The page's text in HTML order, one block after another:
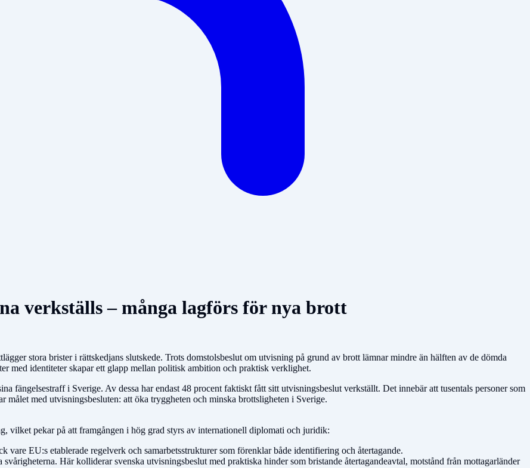
verkställs – många lagförs för nya brott
stora brister i rättskedjans slutskede. Trots domstolsbeslut om utvisning på grund av brott lämnar mindre än hälften av de dömda
med identiteter skapar ett glapp mellan politisk ambition och praktisk verklighet.
fängelsestraff i Sverige. Av dessa har endast 48 procent faktiskt fått sitt utvisningsbeslut verkställt. Det innebär att tusentals personer som
med utvisningsbesluten: att öka tryggheten och minska brottsligheten i Sverige.
vilket pekar på att framgången i hög grad styrs av internationell diplomati och juridik:
vare EU:s etablerade regelverk och samarbetsstrukturer som förenklar både identifiering och återtagande.
svårigheterna. Här kolliderar svenska utvisningsbeslut med praktiska hinder som bristande återtagandeavtal, motstånd från mottagarländer